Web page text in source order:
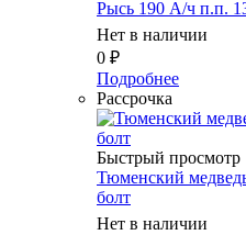
Рысь 190 А/ч п.п.
Нет в наличии
0 ₽
Подробнее
Рассрочка
Быстрый просмотр
Тюменский
болт
Нет в наличии